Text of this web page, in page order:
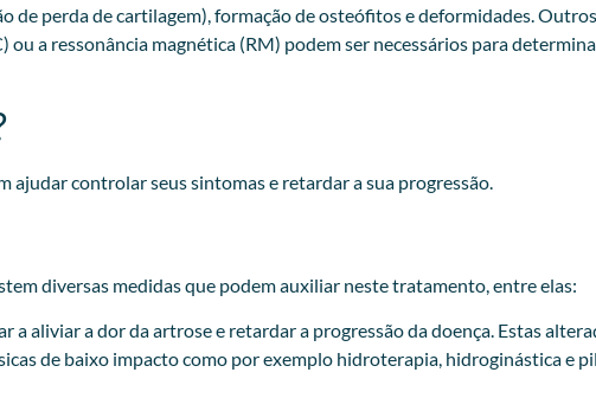
perda de cartilagem), formação de osteófitos e deformidades.
a ressonância magnética (RM) podem ser necessários para
controlar seus sintomas e retardar a sua progressão.
diversas medidas que podem auxiliar neste tratamento, entre elas:
aliviar a dor da artrose e retardar a progressão da doença. Estas
de baixo impacto como por exemplo hidroterapia, hidroginástica e